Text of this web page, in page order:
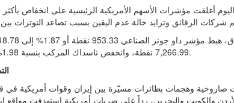
7,266.99 نقطة، وانخفض ناسداك المركب بنسبة 1.98% إلى 25,169.50 نقطة.
صاروخية وهجمات بطائرات مسيّرة بين إيران وقوات أمريكية في